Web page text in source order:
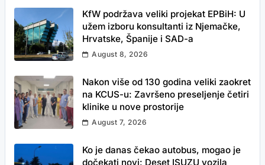
KfW podržava veliki projekat EPBiH: U
užem izboru konsultanti iz Njemačke,
Hrvatske, Španije i SAD-a
August 8, 2026
Nakon više od 130 godina veliki zaokret
na KCUS-u: Završeno preseljenje četiri
klinike u nove prostorije
August 7, 2026
Ko je danas čekao autobus, mogao je
dočekati novi: Deset ISUZU vozila